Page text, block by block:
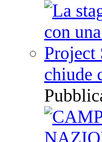
chiude